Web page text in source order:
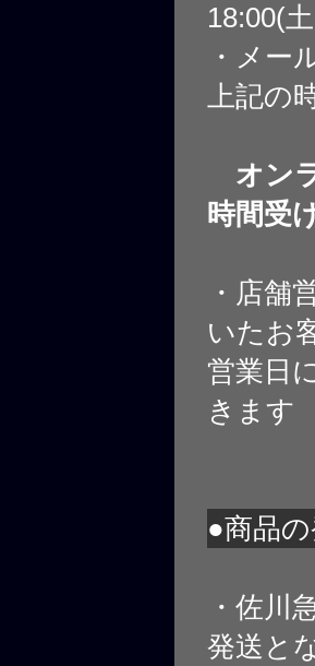
18:00(
・メー
上記の
オン
時間受
・店舗
いたお
営業日
きます
●商品
・佐川
発送と